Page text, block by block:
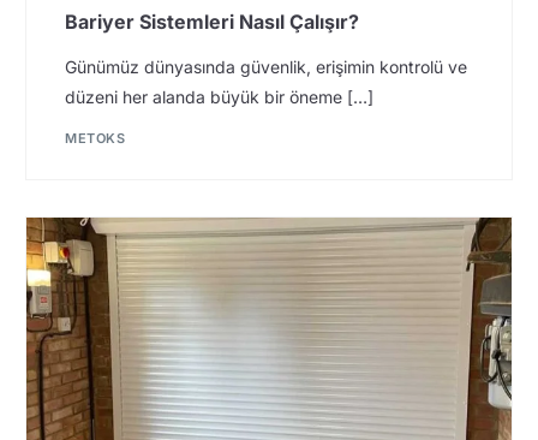
Bariyer Sistemleri Nasıl Çalışır?
Günümüz dünyasında güvenlik, erişimin kontrolü ve
düzeni her alanda büyük bir öneme […]
METOKS